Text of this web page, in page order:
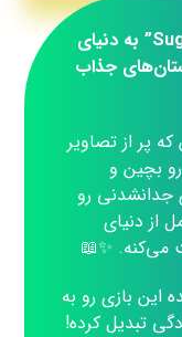
با “Sugar Mess Jigsaw Puzzles” به دنیای
جذاب
پر از تصاویر
بچین و
جدانشدنی رو
از دنیای
می‌کنه. ✨📖
این بازی رو به
تبدیل کرده!